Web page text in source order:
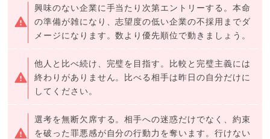
興味のない企業に手当たり次第エントリーする。本命
の準備が雑になり、志望度の低い企業の不採用までダ
メージになります。数より優先順位で動きましょう。
他人と比べ続け、完璧を目指す。比較と完璧主義には
終わりがありません。比べる相手は昨日の自分だけに
してください。
選考を無断欠席する。相手への迷惑だけでなく、約束
を破った罪悪感が自分の行動力を奪います。行けない